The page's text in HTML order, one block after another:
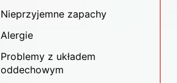
Nieprzyjemne zapachy
Alergie
Problemy z układem
oddechowym